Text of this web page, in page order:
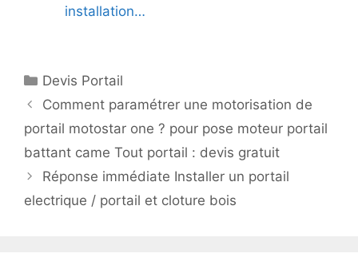
installation…
Catégories
Devis Portail
Comment paramétrer une motorisation de
portail motostar one ? pour pose moteur portail
battant came Tout portail : devis gratuit
Réponse immédiate Installer un portail
electrique / portail et cloture bois